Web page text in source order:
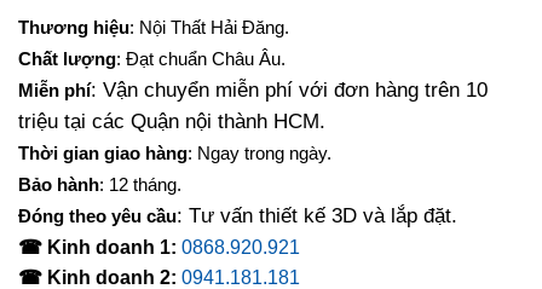
Thương hiệu: Nội Thất Hải Đăng.
Chất lượng: Đạt chuẩn Châu Âu.
Miễn phí: Vận chuyển miễn phí với đơn hàng trên 10
triệu tại các Quận nội thành HCM.
Thời gian giao hàng: Ngay trong ngày.
Bảo hành: 12 tháng.
Đóng theo yêu cầu: Tư vấn thiết kế 3D và lắp đặt.
☎ Kinh doanh 1: 0868.920.921
☎ Kinh doanh 2: 0941.181.181